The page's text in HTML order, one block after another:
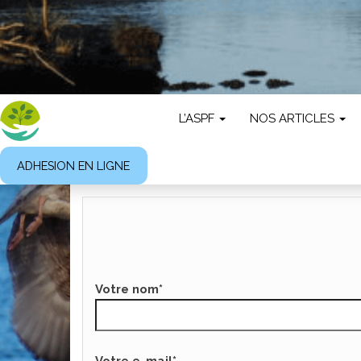
L’ASPF NOS ARTICLES
ADHESION EN LIGNE
Votre nom*